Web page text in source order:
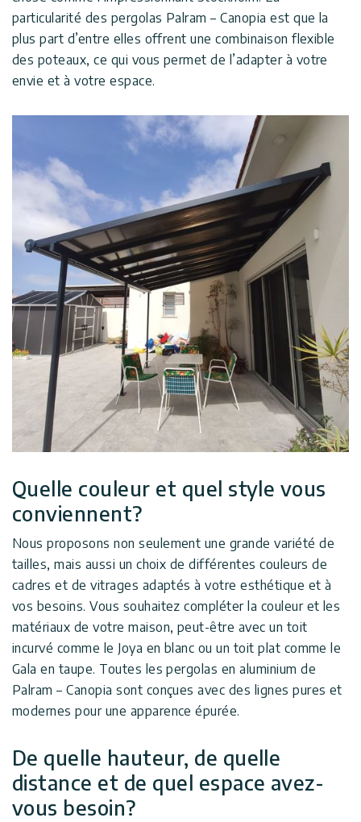
particularité des pergolas Palram – Canopia est que la
plus part d’entre elles offrent une combinaison flexible
des poteaux, ce qui vous permet de l’adapter à votre
envie et à votre espace.
Quelle couleur et quel style vous
conviennent?
Nous proposons non seulement une grande variété de
tailles, mais aussi un choix de différentes couleurs de
cadres et de vitrages adaptés à votre esthétique et à
vos besoins. Vous souhaitez compléter la couleur et les
matériaux de votre maison, peut-être avec un toit
incurvé comme le Joya en blanc ou un toit plat comme le
Gala en taupe. Toutes les pergolas en aluminium de
Palram – Canopia sont conçues avec des lignes pures et
modernes pour une apparence épurée.
De quelle hauteur, de quelle
distance et de quel espace avez-
vous besoin?